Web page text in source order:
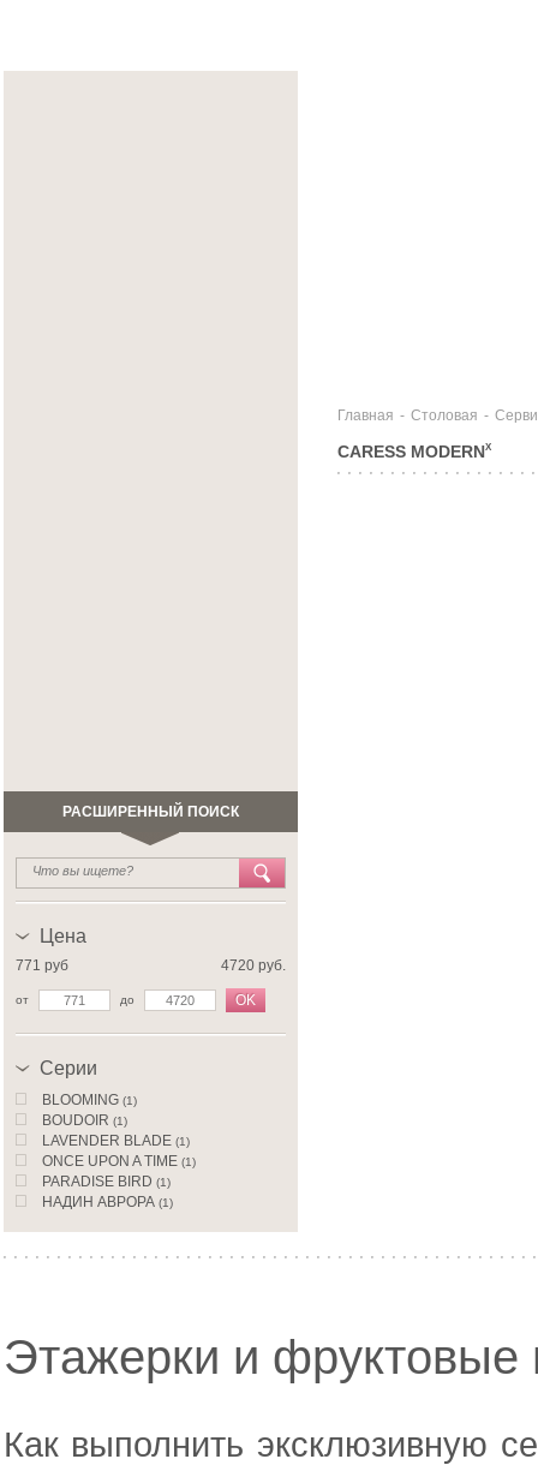
РАСШИРЕННЫЙ ПОИСК
Цена
771 руб 4720 руб.
от до OK
Серии
BLOOMING (1)
BOUDOIR (1)
LAVENDER BLADE (1)
ONCE UPON A TIME (1)
PARADISE BIRD (1)
НАДИН АВРОРА (1)
Главная - Столовая -
CARESS MODERNX
Этажерки и фруктовые
Как выполнить эксклюзивную